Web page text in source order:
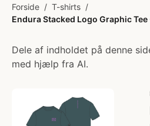
Forside / T-shirts /
Endura Stacked Logo Graphic
Dele af indholdet på denne
med hjælp fra AI.